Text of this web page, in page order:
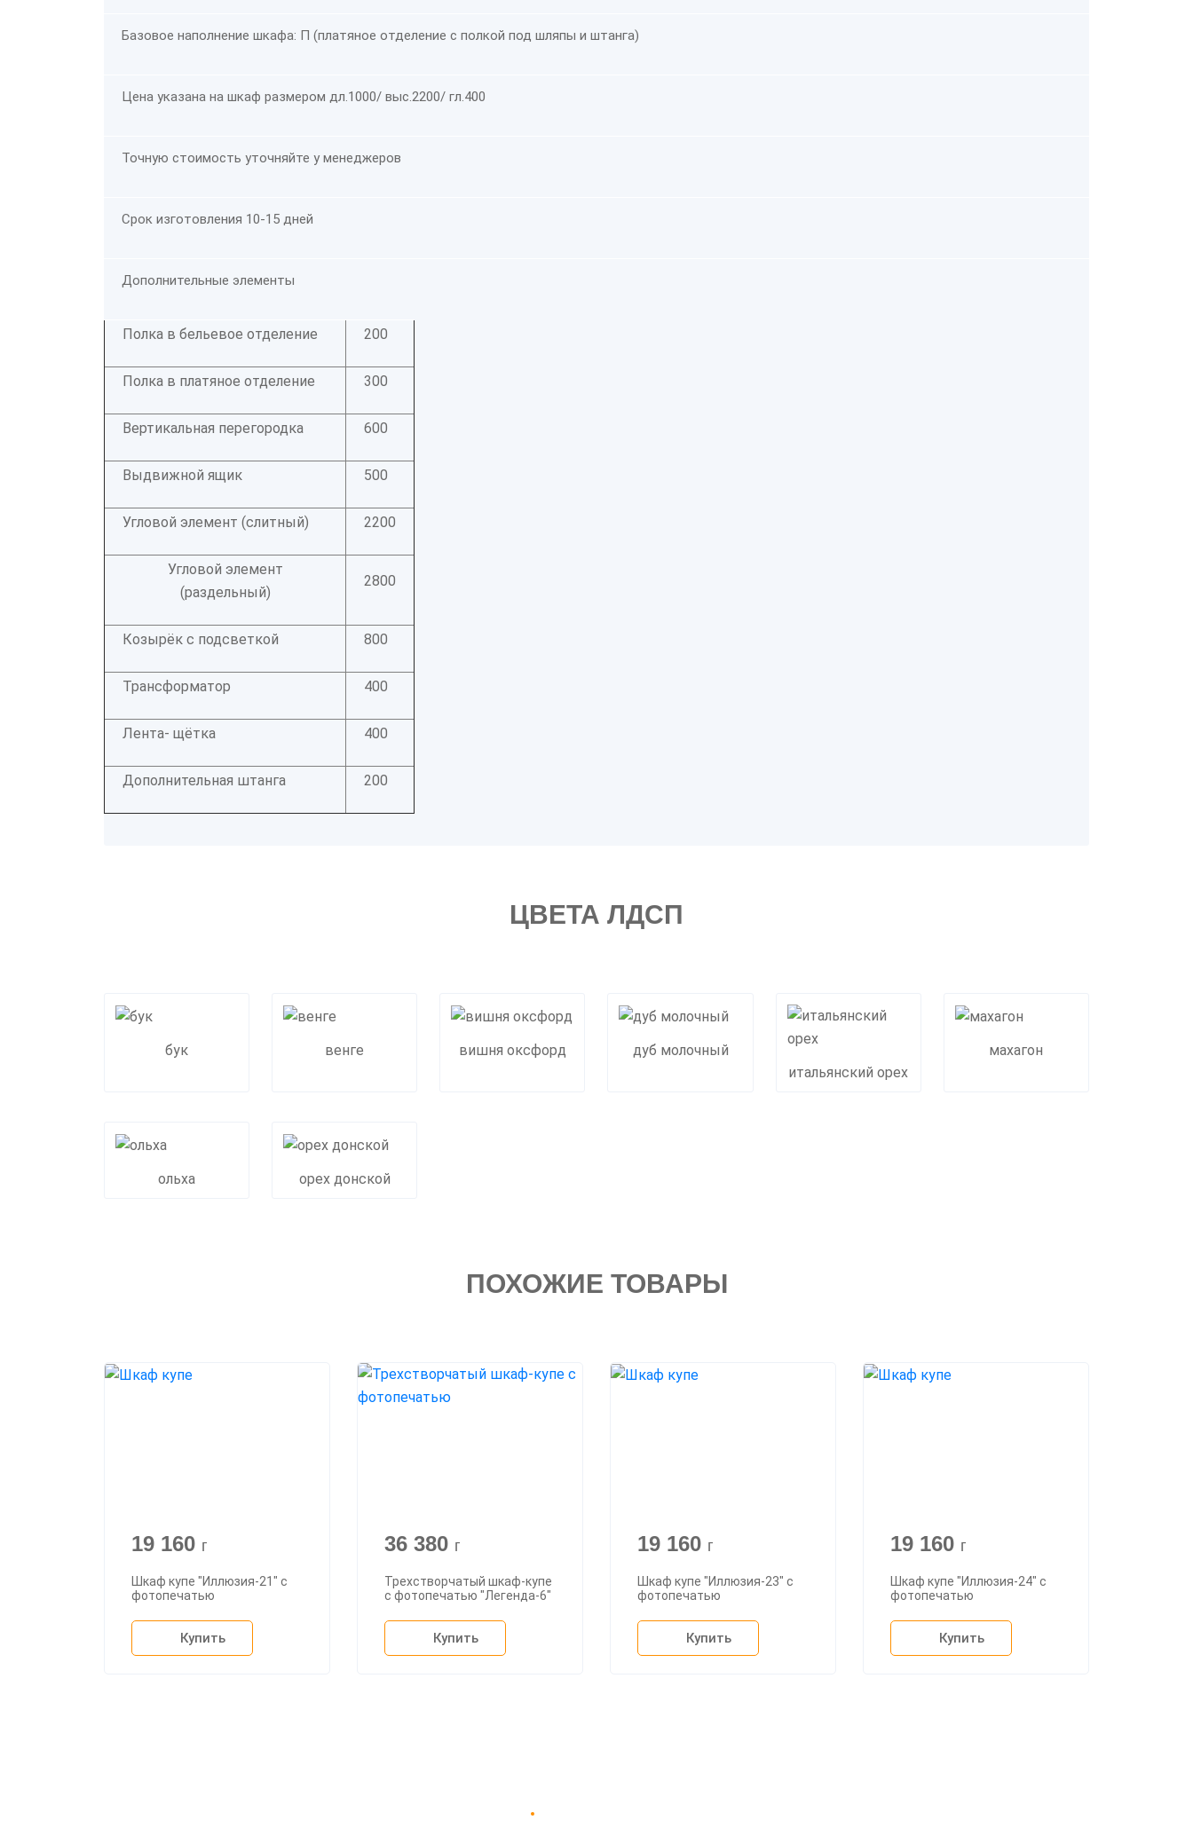
Базовое наполнение шкафа: П (платяное отделение с полкой под шляпы и штанга)
Цена указана на шкаф размером дл.1000/ выс.2200/ гл.400
Точную стоимость уточняйте у менеджеров
Срок изготовления 10-15 дней
Дополнительные элементы
Полка в бельевое отделение 200
Полка в платяное отделение 300
Вертикальная перегородка 600
Выдвижной ящик 500
Угловой элемент (слитный) 2200
Угловой элемент
(раздельный)
2800
Козырёк с подсветкой 800
Трансформатор 400
Лента- щётка 400
Дополнительная штанга 200
ЦВЕТА ЛДСП
бук венге вишня оксфорд
дуб молочный
итальянский орех
махагон
ольха орех донской
ПОХОЖИЕ ТОВАРЫ
19 160 г
Шкаф купе "Иллюзия-21" с
фотопечатью
Купить
36 380 г
Трехстворчатый шкаф-купе
с фотопечатью "Легенда-6"
Купить
19 160 г
Шкаф купе "Иллюзия-23" с
фотопечатью
Купить
19 160 г
Шкаф купе "Иллюзия-24" с
фотопечатью
Купить